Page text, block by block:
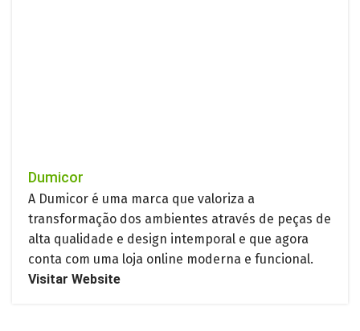
Dumicor
A Dumicor é uma marca que valoriza a
transformação dos ambientes através de peças de
alta qualidade e design intemporal e que agora
conta com uma loja online moderna e funcional.
Visitar Website